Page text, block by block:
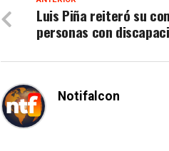
Luis Piña reiteró su
personas con
Notifalcon